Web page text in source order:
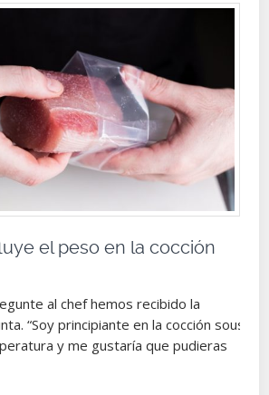
el peso en la cocción
al chef hemos recibido la
“Soy principiante en la cocción sous-
y me gustaría que pudieras